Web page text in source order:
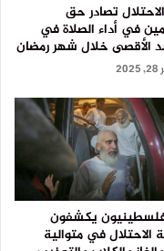
تصادر حق
في أداء الصلاة في
الأقصى خلال شهر رمضان
يكشفون
في متوالية